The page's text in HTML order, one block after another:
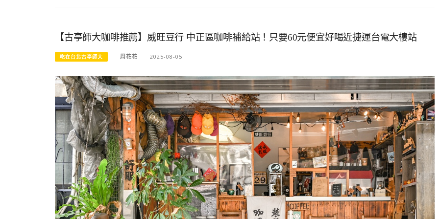
【古亭師大咖啡推薦】威旺豆行 中正區咖啡補給站！只要60元便宜好喝近捷運台電大樓站
吃在台北古亭師大 周花花 2025-08-05